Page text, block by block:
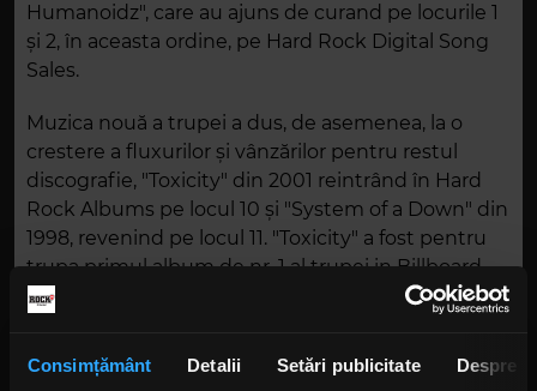
Consimțământ Detalii Setări publicitate Despre
Humanoidz", care au ajuns de curand pe locurile 1
și 2, în aceasta ordine, pe Hard Rock Digital Song
Sales.
Muzica nouă a trupei a dus, de asemenea, la o
crestere a fluxurilor și vânzărilor pentru restul
discografie, "Toxicity" din 2001 reintrând în Hard
Rock Albums pe locul 10 și "System of a Down" din
1998, revenind pe locul 11. "Toxicity" a fost pentru
trupa primul album de nr. 1 al trupei in Billboard
200, urmat de albumele din 2005, "Mezmerize" și
Totuși, muzică viitoare a trupei nu a fost anunțată.